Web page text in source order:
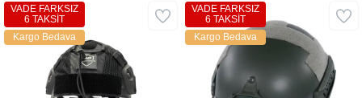
VADE FARKSIZ
6 TAKSİT
Kargo Bedava
VADE FARKSIZ
6 TAKSİT
Kargo Bedava